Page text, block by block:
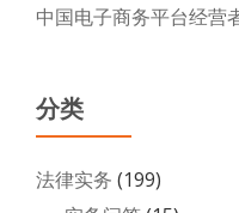
中国电子商务平台经营
分类
法律实务 (199)